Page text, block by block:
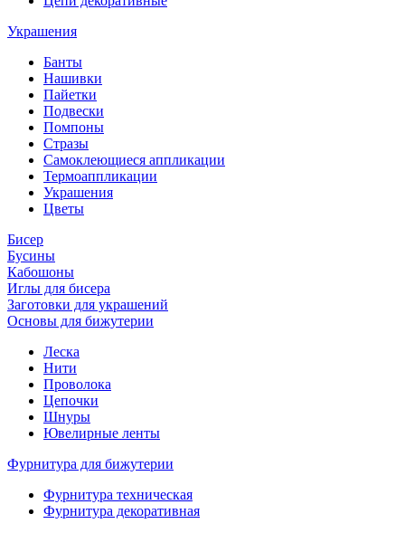
Украшения
Банты
Нашивки
Пайетки
Подвески
Помпоны
Стразы
Самоклеющиеся аппликации
Термоаппликации
Украшения
Цветы
Бисер
Бусины
Кабошоны
Иглы для бисера
Заготовки для украшений
Основы для бижутерии
Леска
Нити
Проволока
Цепочки
Шнуры
Ювелирные ленты
Фурнитура для бижутерии
Фурнитура техническая
Фурнитура декоративная